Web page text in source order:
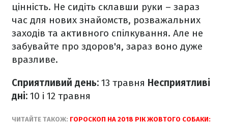
цінність. Не сидіть склавши руки – зараз
час для нових знайомств, розважальних
заходів та активного спілкування. Але не
забувайте про здоров'я, зараз воно дуже
вразливе.
Сприятливий день: 13 травня Несприятливі
дні: 10 і 12 травня
ЧИТАЙТЕ ТАКОЖ: ГОРОСКОП НА 2018 РІК ЖОВТОГО СОБАКИ: